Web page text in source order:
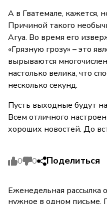
А в Гватемале, кажется,
Причиной такого
Агуа. Во время его
«Грязную грозу» – это
вырываются
настолько велика, что
несколько секунд.
Пусть выходные будут
Всем отличного
хороших новостей. До
0 0 Поделиться
Еженедельная рассылка
нужное в одном письме.